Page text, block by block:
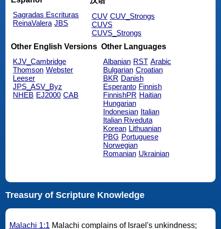
Sagradas Escrituras
ReinaValera JBS
CUV CUV_Strongs
CUVS
CUVS_Strongs
Other English Versions
KJV_Cambridge
Thomson Webster
Leeser
JPS_ASV_Byz
NHEB EJ2000 CAB
Other Languages
Albanian RST Arabic
Bulgarian Croatian
BKR Danish
Esperanto Finnish
FinnishPR Haitian
Hungarian
Indonesian Italian
Italian Riveduta
Korean Lithuanian
PBG Portuguese
Norwegian
Romanian Ukrainian
Treasury of Scripture Knowledge
Malachi 1:1 Malachi complains of Israel's unkindness;